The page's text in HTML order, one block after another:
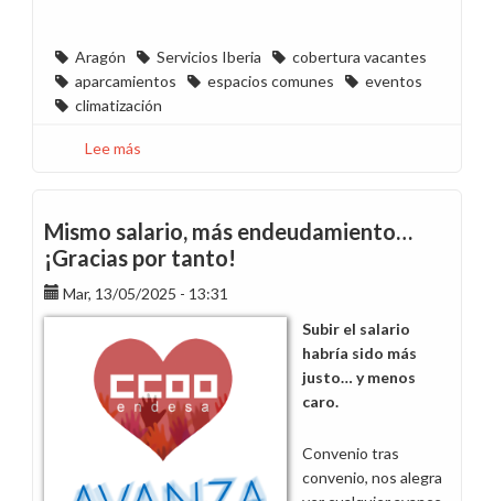
Aragón Servicios Iberia
cobertura vacantes
aparcamientos
espacios comunes
eventos
climatización
Lee más
presencia
física
de
Servicios
Iberia
en
Aragón
Mismo salario, más endeudamiento…
¡Gracias por tanto!
Mar, 13/05/2025 - 13:31
Subir el salario
habría sido más
justo… y menos
caro.
Convenio tras
convenio, nos alegra